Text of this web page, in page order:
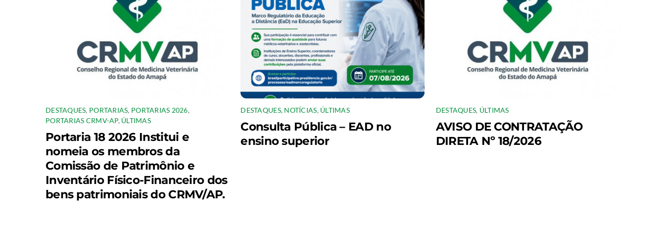
DESTAQUES, PORTARIAS, PORTARIAS 2026,
PORTARIAS CRMV-AP, ÚLTIMAS
Portaria 18 2026 Institui e
nomeia os membros da
Comissão de Patrimônio e
Inventário Físico-Financeiro dos
bens patrimoniais do CRMV/AP.
DESTAQUES, NOTÍCIAS, ÚLTIMAS
Consulta Pública – EAD no
ensino superior
DESTAQUES, ÚLTIMAS
AVISO DE CONTRATAÇÃO
DIRETA Nº 18/2026